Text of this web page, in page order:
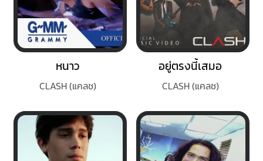
หนาว
CLASH (แคลช)
อยู่ตรงนี้เสมอ
CLASH (แคลช)